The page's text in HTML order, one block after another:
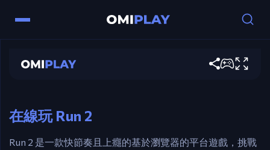
Run 2
空格鍵 – 跳躍。
在線玩 Run 2
Run 2 是一款快節奏且上癮的基於瀏覽器的平台遊戲，挑戰